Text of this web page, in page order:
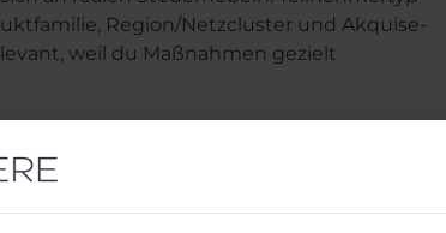
Region/Netzcluster und Akquise-
weil du Maßnahmen gezielt
wenige KPIs den größten Hebel, wenn sie